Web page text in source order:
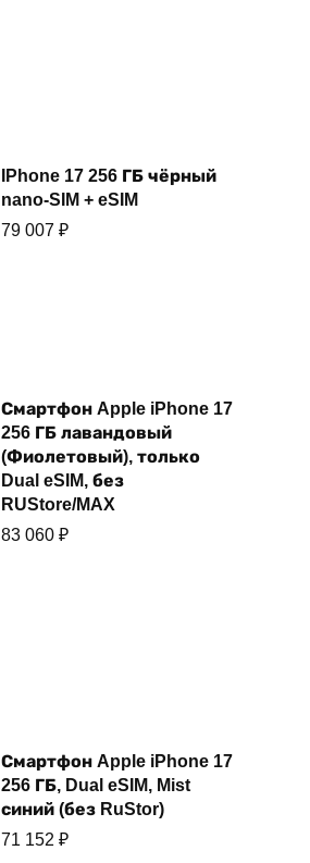
IPhone 17 256 ГБ чёрный
nano-SIM + eSIM
79 007 ₽
Купить
Смартфон Apple iPhone 17
256 ГБ лавандовый
(Фиолетовый), только
Dual eSIM, без
RUStore/MAX
83 060 ₽
Купить
Смартфон Apple iPhone 17
256 ГБ, Dual eSIM, Mist
синий (без RuStor)
71 152 ₽